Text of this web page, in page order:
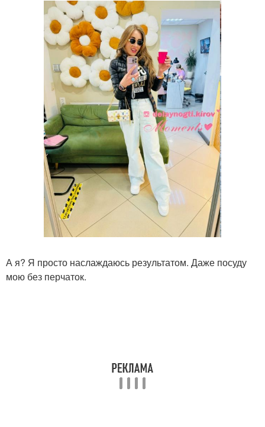
А я? Я просто наслаждаюсь результатом. Даже посуду
мою без перчаток.